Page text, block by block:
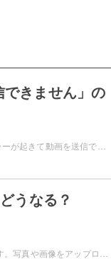
きません」の
うなる？